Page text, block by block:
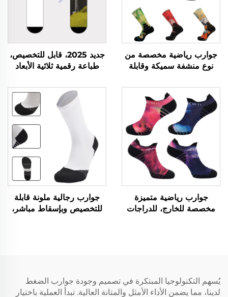
جوارب رياضية مخصصة من
نوع منشفة سميكة وقابلة
الدراجات والجري وكرة السلة
جديد 2025، قابل للتخصيص،
طباعة رقمية ثلاثية الأبعاد
جوارب رياضية متميزة
مخصصة للخارج، للدراجات
جوارب رجالية ملونة قابلة
للتخصيص وبإسقاط مباشر،
يُسهم التكنولوجيا المبتكرة في تصميم وجودة جوارب الضغط
لدينا، مما يضمن الأداء الأمثل والمتانة العالية. تبدأ العملية باختيار